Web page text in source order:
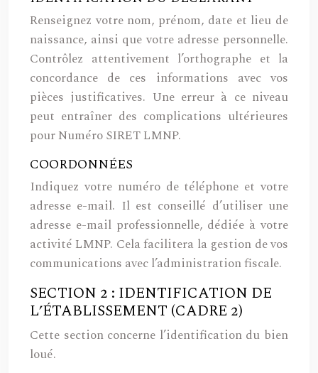
Renseignez votre nom, prénom, date et lieu de
naissance, ainsi que votre adresse personnelle.
Contrôlez attentivement l’orthographe et la
concordance de ces informations avec vos
pièces justificatives. Une erreur à ce niveau
peut entraîner des complications ultérieures
pour Numéro SIRET LMNP.
COORDONNÉES
Indiquez votre numéro de téléphone et votre
adresse e-mail. Il est conseillé d’utiliser une
adresse e-mail professionnelle, dédiée à votre
activité LMNP. Cela facilitera la gestion de vos
communications avec l’administration fiscale.
SECTION 2 : IDENTIFICATION DE
L’ÉTABLISSEMENT (CADRE 2)
Cette section concerne l’identification du bien
loué.